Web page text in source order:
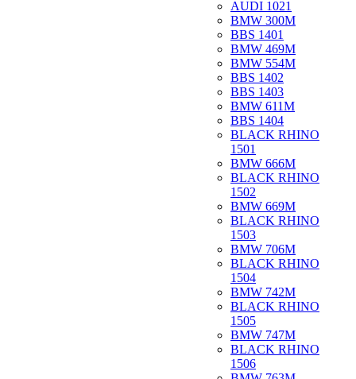
AUDI 1021
BMW 300M
BBS 1401
BMW 469M
BMW 554M
BBS 1402
BBS 1403
BMW 611M
BBS 1404
BLACK RHINO
1501
BMW 666M
BLACK RHINO
1502
BMW 669M
BLACK RHINO
1503
BMW 706M
BLACK RHINO
1504
BMW 742M
BLACK RHINO
1505
BMW 747M
BLACK RHINO
1506